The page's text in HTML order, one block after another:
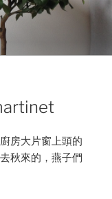
房大片窗上頭的
秋來的，燕子們